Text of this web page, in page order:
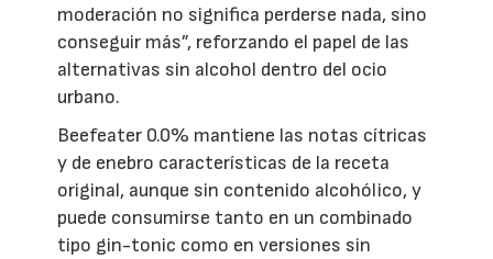
moderación no significa perderse nada, sino
conseguir más”, reforzando el papel de las
alternativas sin alcohol dentro del ocio
urbano.
Beefeater 0.0% mantiene las notas cítricas
y de enebro características de la receta
original, aunque sin contenido alcohólico, y
puede consumirse tanto en un combinado
tipo gin-tonic como en versiones sin